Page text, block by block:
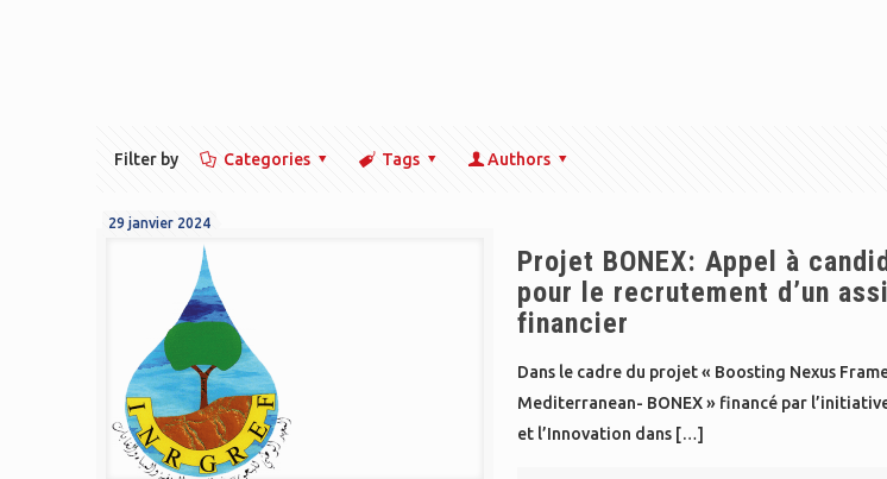
Filter by Categories Tags Authors
29 janvier 2024
Projet BONEX: Appel à
pour le recrutement d’un
financier
Dans le cadre du projet « Boosting Nexus
Mediterranean- BONEX » financé par
et l’Innovation dans[…]